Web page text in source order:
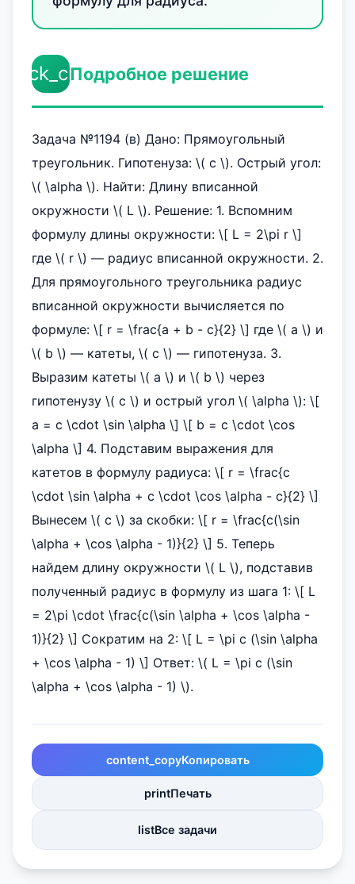
Подробное решение
Задача №1194 (в) Дано: Прямоугольный
треугольник. Гипотенуза: \( c \). Острый угол:
\( \alpha \). Найти: Длину вписанной
окружности \( L \). Решение: 1. Вспомним
формулу длины окружности: \[ L = 2\pi r \]
где \( r \) — радиус вписанной окружности. 2.
Для прямоугольного треугольника радиус
вписанной окружности вычисляется по
формуле: \[ r = \frac{a + b - c}{2} \] где \( a \) и
\( b \) — катеты, \( c \) — гипотенуза. 3.
Выразим катеты \( a \) и \( b \) через
гипотенузу \( c \) и острый угол \( \alpha \): \[
a = c \cdot \sin \alpha \] \[ b = c \cdot \cos
\alpha \] 4. Подставим выражения для
катетов в формулу радиуса: \[ r = \frac{c
\cdot \sin \alpha + c \cdot \cos \alpha - c}{2} \]
Вынесем \( c \) за скобки: \[ r = \frac{c(\sin
\alpha + \cos \alpha - 1)}{2} \] 5. Теперь
найдем длину окружности \( L \), подставив
полученный радиус в формулу из шага 1: \[ L
= 2\pi \cdot \frac{c(\sin \alpha + \cos \alpha -
1)}{2} \] Сократим на 2: \[ L = \pi c (\sin \alpha
+ \cos \alpha - 1) \] Ответ: \( L = \pi c (\sin
\alpha + \cos \alpha - 1) \).
content_copyКопировать
printПечать
listВсе задачи